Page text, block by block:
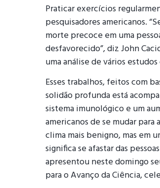
Praticar exercícios
pesquisadores americanos.
morte precoce em uma
desfavorecido”, diz John
uma análise de vários
Esses trabalhos, feitos com
solidão profunda está
sistema imunológico e um
americanos de se mudar
clima mais benigno, mas em
significa se afastar das
apresentou neste domingo
para o Avanço da Ciência,